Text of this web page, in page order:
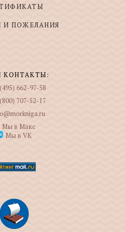
И ПОЖЕЛАНИЯ
КОНТАКТЫ:
662-97-58
707-52-17
Мы в Макс
Мы в VK